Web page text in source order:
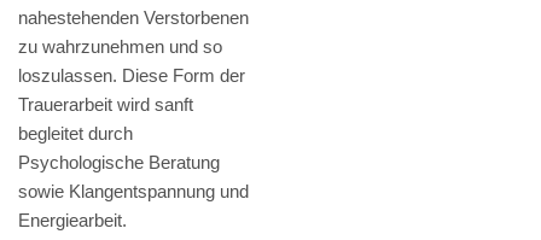
nahestehenden Verstorbenen
zu wahrzunehmen und so
loszulassen. Diese Form der
Trauerarbeit wird sanft
begleitet durch
Psychologische Beratung
sowie Klangentspannung und
Energiearbeit.